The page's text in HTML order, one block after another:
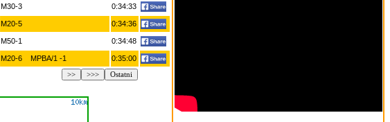
M30-3 0:34:33
M20-5 0:34:36
M50-1 0:34:48
M20-6 MPBA/1 -1 0:35:00
Ostatni
>>>
>>